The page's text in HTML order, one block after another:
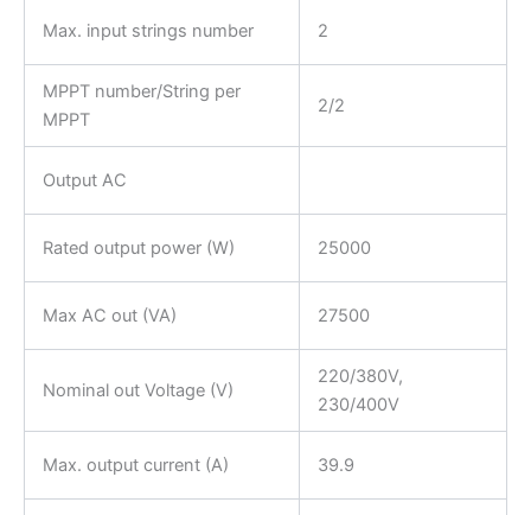
Max. input strings number 2
MPPT number/String per
MPPT
2/2
Output AC
Rated output power (W) 25000
Max AC out (VA) 27500
Nominal out Voltage (V)
220/380V,
230/400V
Max. output current (A) 39.9